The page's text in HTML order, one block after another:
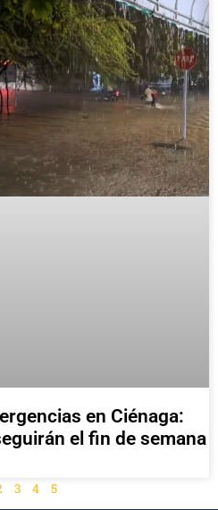
en Ciénaga:
el fin de semana
3 4 5